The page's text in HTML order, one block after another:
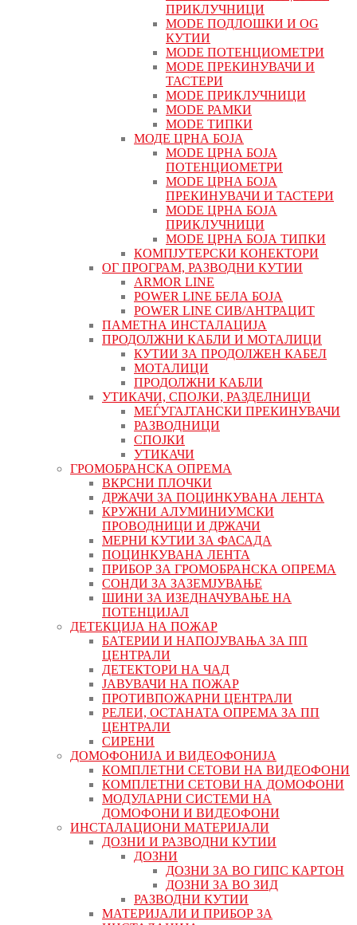
ПРИКЛУЧНИЦИ
MODE ПОДЛОШКИ И OG
КУТИИ
MODE ПОТЕНЦИОМЕТРИ
MODE ПРEКИНУВАЧИ И
ТАСТЕРИ
MODE ПРИКЛУЧНИЦИ
MODE РАМКИ
MODE ТИПКИ
МОДЕ ЦРНА БОЈА
MODE ЦРНА БОЈА
ПОТЕНЦИОМЕТРИ
MODE ЦРНА БОЈА
ПРЕКИНУВАЧИ И ТАСТЕРИ
MODE ЦРНА БОЈА
ПРИКЛУЧНИЦИ
MODE ЦРНА БОЈА ТИПКИ
КОМПЈУТЕРСКИ КОНЕКТОРИ
ОГ ПРОГРАМ, РАЗВОДНИ КУТИИ
ARMOR LINE
POWER LINE БЕЛА БОЈА
POWER LINE СИВ/АНТРАЦИТ
ПАМЕТНА ИНСТАЛАЦИЈА
ПРОДОЛЖНИ КАБЛИ И МОТАЛИЦИ
КУТИИ ЗА ПРОДОЛЖЕН КАБЕЛ
МОТАЛИЦИ
ПРОДОЛЖНИ КАБЛИ
УТИКАЧИ, СПОЈКИ, РАЗДЕЛНИЦИ
МЕЃУГАЈТАНСКИ ПРЕКИНУВАЧИ
РАЗВОДНИЦИ
СПОЈКИ
УТИКАЧИ
ГРОМОБРАНСКА ОПРЕМА
ВКРСНИ ПЛОЧКИ
ДРЖАЧИ ЗА ПОЦИНКУВАНА ЛЕНТА
КРУЖНИ АЛУМИНИУМСКИ
ПРОВОДНИЦИ И ДРЖАЧИ
МЕРНИ КУТИИ ЗА ФАСАДА
ПОЦИНКУВАНА ЛЕНТА
ПРИБОР ЗА ГРОМОБРАНСКА ОПРЕМА
СОНДИ ЗА ЗАЗЕМЈУВАЊЕ
ШИНИ ЗА ИЗЕДНАЧУВАЊЕ НА
ПОТЕНЦИЈАЛ
ДЕТЕКЦИЈА НА ПОЖАР
БАТЕРИИ И НАПОЈУВАЊА ЗА ПП
ЦЕНТРАЛИ
ДЕТЕКТОРИ НА ЧАД
ЈАВУВАЧИ НА ПОЖАР
ПРОТИВПОЖАРНИ ЦЕНТРАЛИ
РЕЛЕИ, ОСТАНАТА ОПРЕМА ЗА ПП
ЦЕНТРАЛИ
СИРЕНИ
ДОМОФОНИЈА И ВИДЕОФОНИЈА
КОМПЛЕТНИ СЕТОВИ НА ВИДЕОФОНИ
КОМПЛЕТНИ СЕТОВИ НА ДОМОФОНИ
МОДУЛАРНИ СИСТЕМИ НА
ДОМОФОНИ И ВИДЕОФОНИ
ИНСТАЛАЦИОНИ МАТЕРИЈАЛИ
ДОЗНИ И РАЗВОДНИ КУТИИ
ДОЗНИ
ДОЗНИ ЗА ВО ГИПС КАРТОН
ДОЗНИ ЗА ВО ЗИД
РАЗВОДНИ КУТИИ
МАТЕРИЈАЛИ И ПРИБОР ЗА